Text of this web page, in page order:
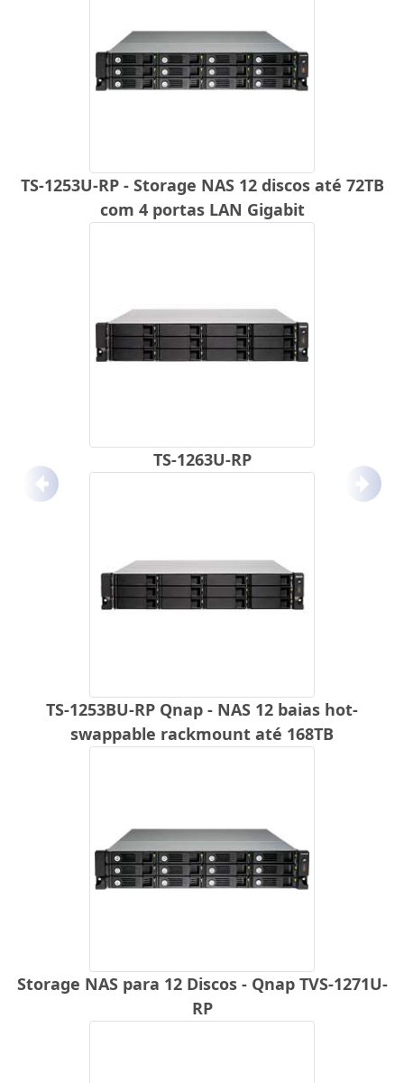
TS-1253U-RP - Storage NAS 12 discos até 72TB
com 4 portas LAN Gigabit
TS-1263U-RP
TS-1253BU-RP Qnap - NAS 12 baias hot-
swappable rackmount até 168TB
Storage NAS para 12 Discos - Qnap TVS-1271U-
RP
Anterior